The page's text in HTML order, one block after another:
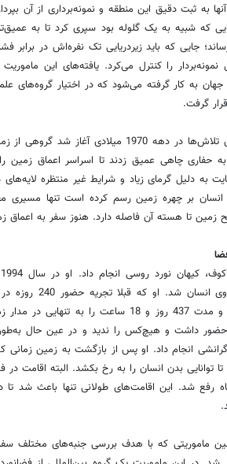
که شبیه به یک گلوله بود سپری کرد تا به
متری برساند؛ جایی که باید زیر‌دریایی تک نفره‌اش در
نمونه‌بردار را کنترل می‌کرد. یافته‌های این
جهان به کار گرفته می‌شود که در اختیار گروه‌های
گرفت.
یکی از موفق‌ترین این تلاش‌ها در دهه 1970
به دلیل گرمای زیاد و شرایط غیر منتظره
بر چهره زمین رسم کرده است تنها مسیری
تا هسته آن فاصله دارد. هنوز سفر به اعماق
فضایی میر سفر کرد و مدت 437 روز و 18
داشت و هیچ‌کس را ندید و در عین حال به‌طور
انجام داد. او پس از بازگشت به زمین
توانایی بدن انسان را به رخ بکشد. البته اقامت
رفع شد. این اقامت‌های طولانی تنها باعث شد تا
ماموریتی که با هدف بررسی جنبه‌های مختلف